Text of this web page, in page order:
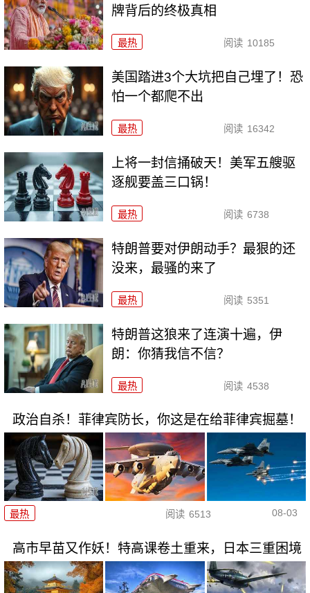
牌背后的终极真相
最热 阅读 10185
美国踏进3个大坑把自己埋了！恐
怕一个都爬不出
最热 阅读 16342
上将一封信捅破天！美军五艘驱
逐舰要盖三口锅！
最热 阅读 6738
特朗普要对伊朗动手？最狠的还
没来，最骚的来了
最热 阅读 5351
特朗普这狼来了连演十遍，伊
朗：你猜我信不信？
最热 阅读 4538
政治自杀！菲律宾防长，你这是在给菲律宾掘墓！
最热 阅读 6513 08-03
高市早苗又作妖！特高课卷土重来，日本三重困境